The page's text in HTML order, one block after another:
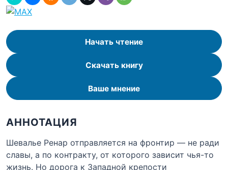
Начать чтение
Скачать книгу
Ваше мнение
АННОТАЦИЯ
Шевалье Ренар отправляется на фронтир — не ради
славы, а по контракту, от которого зависит чья-то
жизнь. Но дорога к Западной крепости